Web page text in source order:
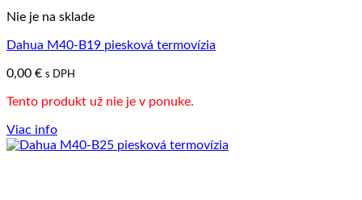
Nie je na sklade
Dahua M40-B19 piesková termovízia
0,00 € s DPH
Tento produkt už nie je v ponuke.
Viac info